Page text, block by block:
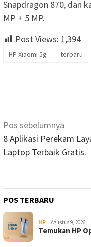
Snapdragon 870, dan
MP + 5 MP.
Post Views: 1,394
HP Xiaomi 5g terbaru
Navigasi
pos
Pos sebelumnya
8 Aplikasi Perekam
Laptop Terbaik Gratis.
POS TERBARU
HP Agustus 9, 2026
Temukan HP